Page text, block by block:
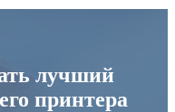
лучший
принтера